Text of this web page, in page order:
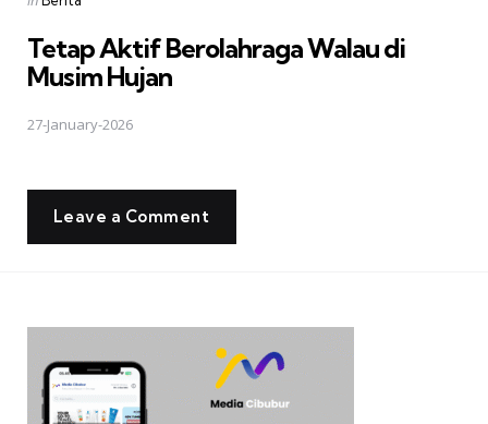
Tetap Aktif Berolahraga Walau di
Musim Hujan
27-January-2026
Leave a Comment